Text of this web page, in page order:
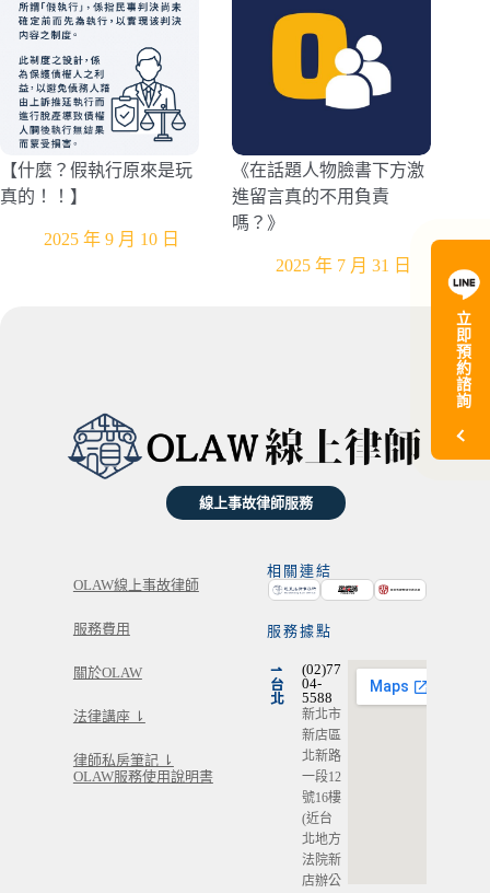
立
即
預
約
諮
詢
【什麼？假執行原來是玩
真的！！】
2025 年 9 月 10 日
《在話題人物臉書下方激
進留言真的不用負責
嗎？》
2025 年 7 月 31 日
線上事故律師服務
OLAW線上事故律師
服務費用
關於OLAW
法律講座 ⇂
律師私房筆記 ⇂
OLAW服務使用說明書
相關連結
服務據點
⇀
台
北
(02)77
04-
5588
新北市
新店區
北新路
一段12
號16樓
(近台
北地方
法院新
店辦公